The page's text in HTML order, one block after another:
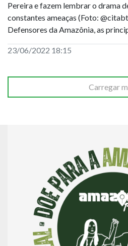
Pereira e fazem lembrar o drama
constantes ameaças (Foto:
Defensores da Amazônia, as
23/06/2022 18:15
Carregar